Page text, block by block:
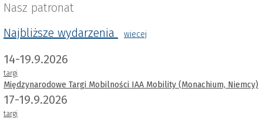
Nasz patronat
Najbliższe wydarzenia
wiecej
14-19.9.2026
targi
Międzynarodowe Targi Mobilności IAA Mobility (Monachium, Niemcy)
17-19.9.2026
targi